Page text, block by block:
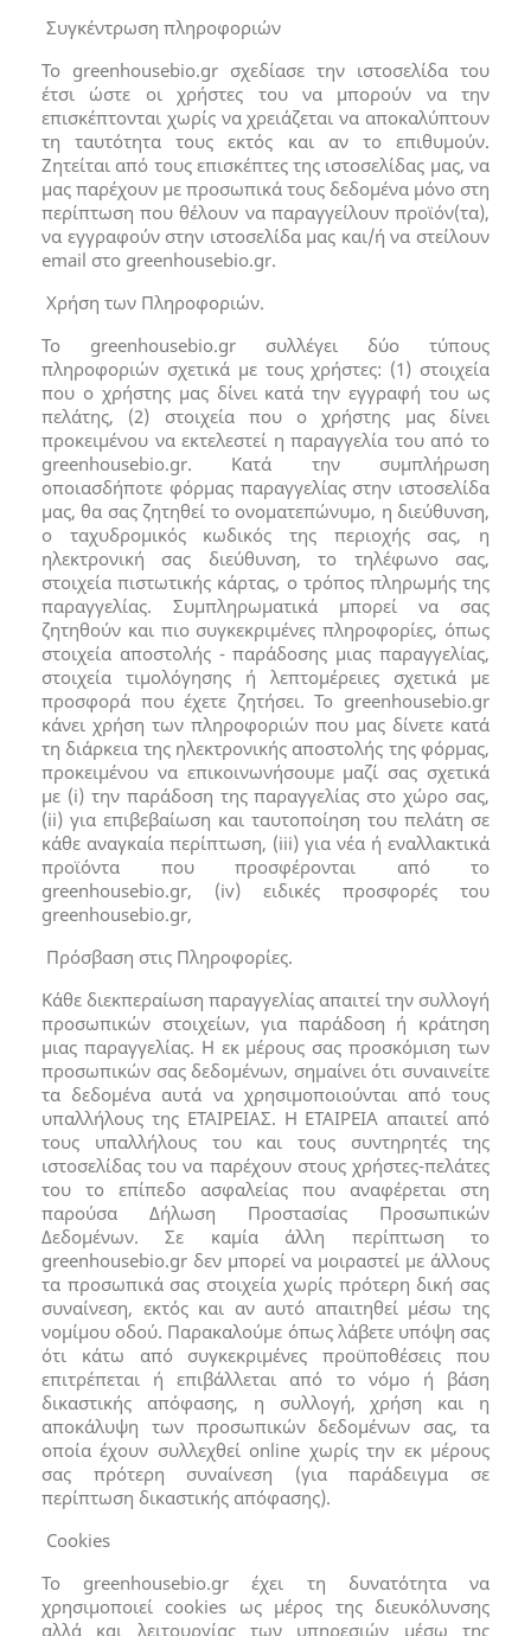
Συγκέντρωση πληροφοριών
Το greenhousebio.gr σχεδίασε την ιστοσελίδα του
έτσι ώστε οι χρήστες του να μπορούν να την
επισκέπτονται χωρίς να χρειάζεται να αποκαλύπτουν
τη ταυτότητα τους εκτός και αν το επιθυμούν.
Ζητείται από τους επισκέπτες της ιστοσελίδας μας, να
μας παρέχουν με προσωπικά τους δεδομένα μόνο στη
περίπτωση που θέλουν να παραγγείλουν προϊόν(τα),
να εγγραφούν στην ιστοσελίδα μας και/ή να στείλουν
email στο greenhousebio.gr.
Χρήση των Πληροφοριών.
Το greenhousebio.gr συλλέγει δύο τύπους
πληροφοριών σχετικά με τους χρήστες: (1) στοιχεία
που ο χρήστης μας δίνει κατά την εγγραφή του ως
πελάτης, (2) στοιχεία που ο χρήστης μας δίνει
προκειμένου να εκτελεστεί η παραγγελία του από το
greenhousebio.gr. Κατά την συμπλήρωση
οποιασδήποτε φόρμας παραγγελίας στην ιστοσελίδα
μας, θα σας ζητηθεί το ονοματεπώνυμο, η διεύθυνση,
ο ταχυδρομικός κωδικός της περιοχής σας, η
ηλεκτρονική σας διεύθυνση, το τηλέφωνο σας,
στοιχεία πιστωτικής κάρτας, ο τρόπος πληρωμής της
παραγγελίας. Συμπληρωματικά μπορεί να σας
ζητηθούν και πιο συγκεκριμένες πληροφορίες, όπως
στοιχεία αποστολής - παράδοσης μιας παραγγελίας,
στοιχεία τιμολόγησης ή λεπτομέρειες σχετικά με
προσφορά που έχετε ζητήσει. Το greenhousebio.gr
κάνει χρήση των πληροφοριών που μας δίνετε κατά
τη διάρκεια της ηλεκτρονικής αποστολής της φόρμας,
προκειμένου να επικοινωνήσουμε μαζί σας σχετικά
με (i) την παράδοση της παραγγελίας στο χώρο σας,
(ii) για επιβεβαίωση και ταυτοποίηση του πελάτη σε
κάθε αναγκαία περίπτωση, (iii) για νέα ή εναλλακτικά
προϊόντα που προσφέρονται από το
greenhousebio.gr, (iv) ειδικές προσφορές του
greenhousebio.gr,
Πρόσβαση στις Πληροφορίες.
Κάθε διεκπεραίωση παραγγελίας απαιτεί την συλλογή
προσωπικών στοιχείων, για παράδοση ή κράτηση
μιας παραγγελίας. Η εκ μέρους σας προσκόμιση των
προσωπικών σας δεδομένων, σημαίνει ότι συναινείτε
τα δεδομένα αυτά να χρησιμοποιούνται από τους
υπαλλήλους της ΕΤΑΙΡΕΙΑΣ. Η ΕΤΑΙΡΕΙΑ απαιτεί από
τους υπαλλήλους του και τους συντηρητές της
ιστοσελίδας του να παρέχουν στους χρήστες-πελάτες
του το επίπεδο ασφαλείας που αναφέρεται στη
παρούσα Δήλωση Προστασίας Προσωπικών
Δεδομένων. Σε καμία άλλη περίπτωση το
greenhousebio.gr δεν μπορεί να μοιραστεί με άλλους
τα προσωπικά σας στοιχεία χωρίς πρότερη δική σας
συναίνεση, εκτός και αν αυτό απαιτηθεί μέσω της
νομίμου οδού. Παρακαλούμε όπως λάβετε υπόψη σας
ότι κάτω από συγκεκριμένες προϋποθέσεις που
επιτρέπεται ή επιβάλλεται από το νόμο ή βάση
δικαστικής απόφασης, η συλλογή, χρήση και η
αποκάλυψη των προσωπικών δεδομένων σας, τα
οποία έχουν συλλεχθεί online χωρίς την εκ μέρους
σας πρότερη συναίνεση (για παράδειγμα σε
περίπτωση δικαστικής απόφασης).
Cookies
Το greenhousebio.gr έχει τη δυνατότητα να
χρησιμοποιεί cookies ως μέρος της διευκόλυνσης
αλλά και λειτουργίας των υπηρεσιών μέσω της